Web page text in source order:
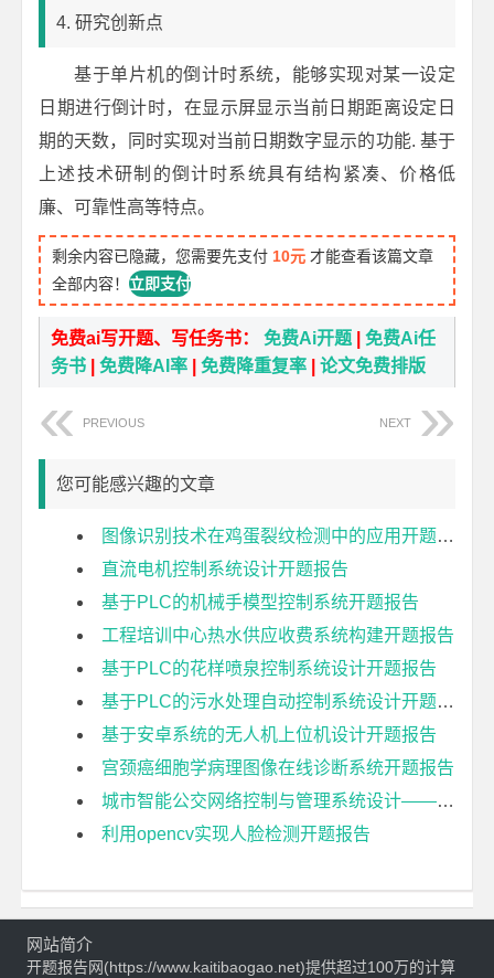
4. 研究创新点
基于单片机的倒计时系统，能够实现对某一设定
日期进行倒计时，在显示屏显示当前日期距离设定日
期的天数，同时实现对当前日期数字显示的功能. 基于
上述技术研制的倒计时系统具有结构紧凑、价格低
廉、可靠性高等特点。
剩余内容已隐藏，您需要先支付 10元 才能查看该篇文章
全部内容！立即支付
免费ai写开题、写任务书：免费Ai开题 |免费Ai任
务书 |免费降AI率 |免费降重复率 |论文免费排版
PREVIOUS NEXT
您可能感兴趣的文章
图像识别技术在鸡蛋裂纹检测中的应用开题报告
直流电机控制系统设计开题报告
基于PLC的机械手模型控制系统开题报告
工程培训中心热水供应收费系统构建开题报告
基于PLC的花样喷泉控制系统设计开题报告
基于PLC的污水处理自动控制系统设计开题报告
基于安卓系统的无人机上位机设计开题报告
宫颈癌细胞学病理图像在线诊断系统开题报告
城市智能公交网络控制与管理系统设计——车载终端设计与实现开题报告
利用opencv实现人脸检测开题报告
网站简介
开题报告网(https://www.kaitibaogao.net)提供超过100万的计算